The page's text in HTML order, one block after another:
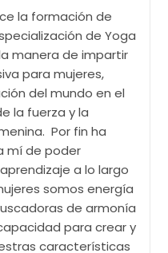
la formación de
de Yoga
manera de impartir
para mujeres,
del mundo en el
la fuerza y la
Por fin ha
mí de poder
a lo largo
somos energía
de armonía
para crear y
características